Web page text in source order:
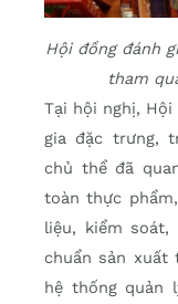
Hội đồng đánh
tham
Tại hội nghị,
gia đặc trưng,
chủ thể đã
toàn thực
liệu, kiểm
chuẩn sản xuất
hệ thống quản